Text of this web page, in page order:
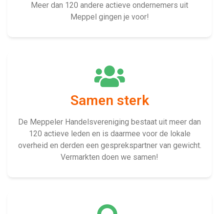
Meer dan 120 andere actieve ondernemers uit
Meppel gingen je voor!
Samen sterk
De Meppeler Handelsvereniging bestaat uit meer dan
120 actieve leden en is daarmee voor de lokale
overheid en derden een gesprekspartner van gewicht.
Vermarkten doen we samen!